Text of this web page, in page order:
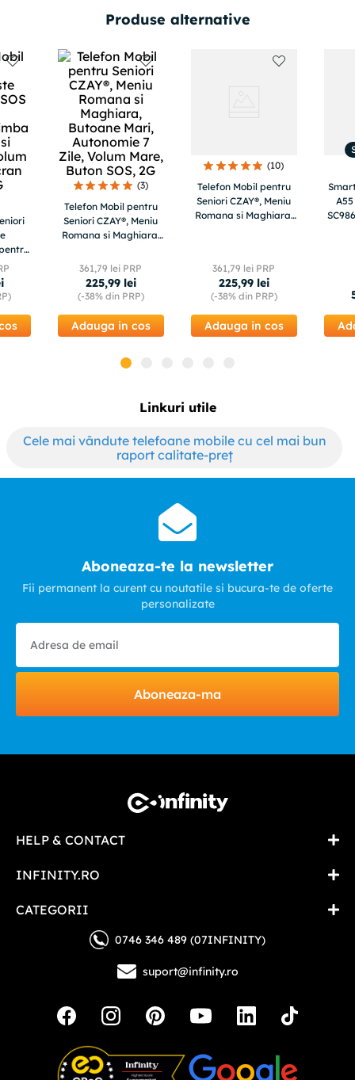
Produse alternative
(3)
Telefon Mobil pentru
Seniori CZAY®, Meniu
Romana si Maghiara,
Autonomie 7 Zile,
Volum Mare, Buton
SOS, 2G
361,79 lei PRP
225,99 lei
(-38%din PRP)
Adauga in cos
(10)
Telefon Mobil pentru
Seniori CZAY®, Meniu
Romana si Maghiara,
SOS, 2G
361,79 lei PRP
225,99 lei
(-38%din PRP)
Adauga in cos
Linkuri utile
Cele mai vândute telefoane mobile cu cel mai bun
raport calitate-preț
Aboneaza-te la newsletter
Fii permanent la curent cu noutatile si bucura-te de oferte
personalizate
Aboneaza-ma
HELP & CONTACT
INFINITY.RO
CATEGORII
0746 346 489 (07INFINITY)
suport@infinity.ro